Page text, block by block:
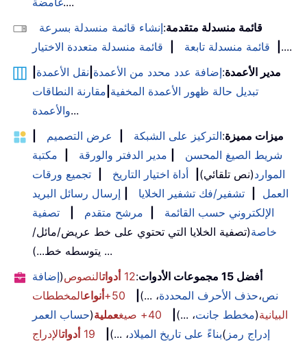
قائمة منسدلة متقدمة:إنشاء قائمة منسدلة بسرعة
قائمة منسدلة تابعة قائمة منسدلة متعددة الاختيار
....
مدير الأعمدة:إضافة عدد محدد من الأعمدة نقل الأعمدة
تبديل حالة ظهور الأعمدة المخفية مقارنة النطاقات
والأعمدة...
ميزات مميزة:التركيز على الشبكة عرض التصميم
شريط الصيغ المحسن
مدير الدفتر والورقة
مكتبة
الموارد(نص تلقائي) أداة اختيار التاريخ
تجميع ورقات
العمل
تشفير/فك تشفير الخلايا
إرسال رسائل البريد
الإلكتروني حسب القائمة
مرشح متقدم
تصفية
خاصة(تصفية الخلايا التي تحتوي على خط عريض/مائل/
يتوسطه خط...) ...
أفضل 15 مجموعات الأدوات
:
12 أدواتالنصوص(إضافة
نص،حذف الأحرف المحددة، ...) 50+ أنواعالمخططات
البيانية(مخطط جانت، ...) 40+ صيغ عملية(حساب العمر
بناءً على تاريخ الميلاد، ...) 19 أدواتالإدراج ( إدراج رمز